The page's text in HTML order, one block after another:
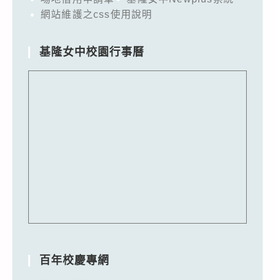
網站維護之css使用說明
基隆女中校園行事曆
百年校慶專網